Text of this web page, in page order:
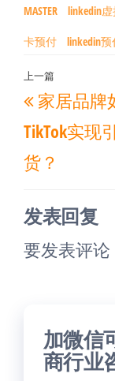
MASTER linkedin虚
卡预付 linkedin
文
章
导
航
上
一
篇
文
章
上一篇
家居品牌
TikTok实现
货？
发表回复
要发表评
加微信
商行业